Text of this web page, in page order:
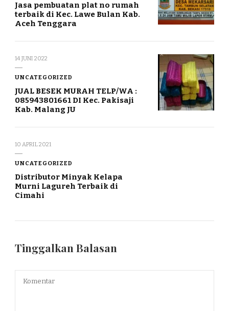
Jasa pembuatan plat no rumah
terbaik di Kec. Lawe Bulan Kab.
Aceh Tenggara
14 JUNI 2022
UNCATEGORIZED
JUAL BESEK MURAH TELP/WA :
085943801661 DI Kec. Pakisaji
Kab. Malang JU
10 APRIL 2021
UNCATEGORIZED
Distributor Minyak Kelapa
Murni Lagureh Terbaik di
Cimahi
Tinggalkan Balasan